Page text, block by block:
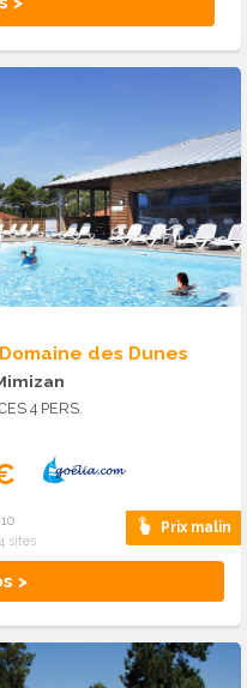
des Dunes
4 PERS.
Prix malin
>
sites